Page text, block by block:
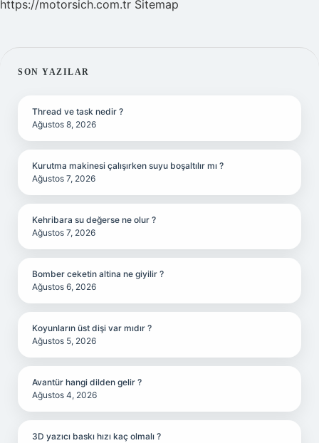
https://motorsich.com.tr Sitemap
SIDEBAR
SON YAZILAR
Thread ve task nedir ?
Ağustos 8, 2026
Kurutma makinesi çalışırken suyu boşaltılır mı ?
Ağustos 7, 2026
Kehribara su değerse ne olur ?
Ağustos 7, 2026
Bomber ceketin altina ne giyilir ?
Ağustos 6, 2026
Koyunların üst dişi var mıdır ?
Ağustos 5, 2026
Avantür hangi dilden gelir ?
Ağustos 4, 2026
3D yazıcı baskı hızı kaç olmalı ?